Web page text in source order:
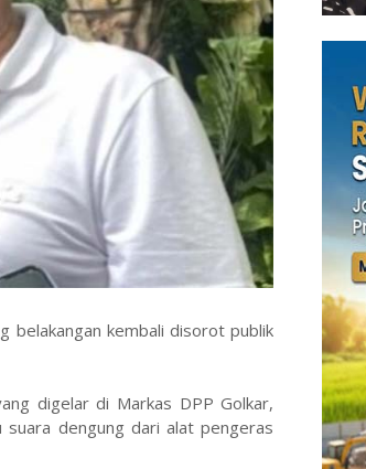
belakangan kembali disorot publik
digelar di Markas DPP Golkar,
dengung dari alat pengeras